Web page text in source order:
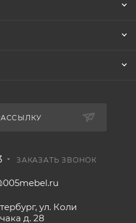
ЗАКАЗАТЬ ЗВОНОК
ул. Коли
д. 28